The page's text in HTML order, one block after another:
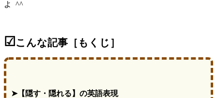
よ ^^
☑ こんな記事［もくじ］
➤【隠す・隠れる】の英語表現